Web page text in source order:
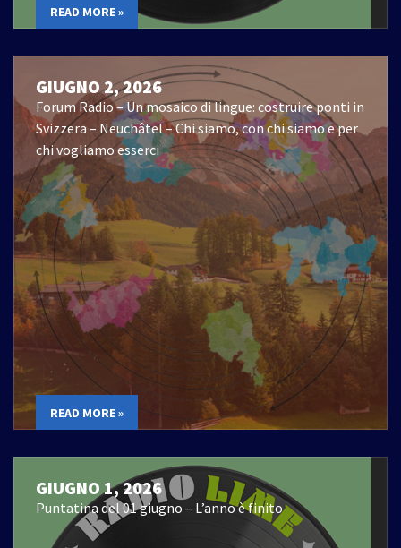
READ MORE »
GIUGNO 2, 2026
Forum Radio – Un mosaico di lingue: costruire ponti in
Svizzera – Neuchâtel – Chi siamo, con chi siamo e per
chi vogliamo esserci
READ MORE »
GIUGNO 1, 2026
Puntatina del 01 giugno – L’anno è finito